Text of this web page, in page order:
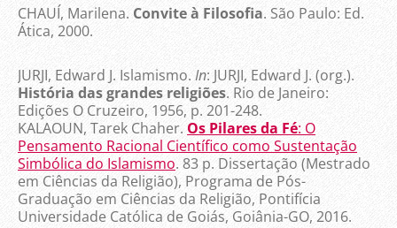
CHAUÍ, Marilena. Convite à Filosofia. São Paulo: Ed.
Ática, 2000.
JURJI, Edward J. Islamismo. In: JURJI, Edward J. (org.).
História das grandes religiões. Rio de Janeiro:
Edições O Cruzeiro, 1956, p. 201-248.
KALAOUN, Tarek Chaher. Os Pilares da Fé: O
Pensamento Racional Científico como Sustentação
Simbólica do Islamismo. 83 p. Dissertação (Mestrado
em Ciências da Religião), Programa de Pós-
Graduação em Ciências da Religião, Pontifícia
Universidade Católica de Goiás, Goiânia-GO, 2016.